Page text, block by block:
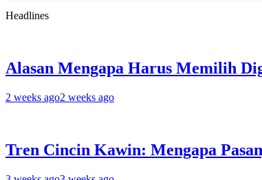
Headlines
Alasan Mengapa Harus Memilih
2 weeks ago2 weeks ago
Tren Cincin Kawin: Mengapa